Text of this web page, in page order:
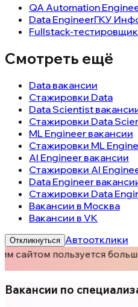
QA Automation
Data EngineerГКУ
Fullstack-тестировщик
Смотреть ещё
Data вакансии
Стажировки Data
Data Scientist
Стажировки Data
ML Engineer вакансии
Стажировки ML
AI Engineer вакансии
Стажировки AI
Data Engineer
Стажировки Data
Вакансии в Москва
Вакансии в VK
Откликнуться Автоотклики
сайтом пользуется
Вакансии по